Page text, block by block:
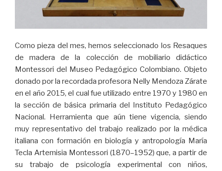
Como pieza del mes, hemos seleccionado los Resaques
de madera de la colección de mobiliario didáctico
Montessori del Museo Pedagógico Colombiano. Objeto
donado por la recordada profesora Nelly Mendoza Zárate
en el año 2015, el cual fue utilizado entre 1970 y 1980 en
la sección de básica primaria del Instituto Pedagógico
Nacional. Herramienta que aún tiene vigencia, siendo
muy representativo del trabajo realizado por la médica
italiana con formación en biología y antropología María
Tecla Artemisia Montessori (1870–1952) que, a partir de
su trabajo de psicología experimental con niños,